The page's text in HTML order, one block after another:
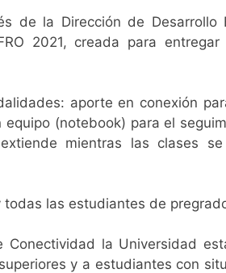
de la Dirección de
2021, creada para
aporte en conexión
(notebook) para el
mientras las clases
las estudiantes de
la Universidad
y a estudiantes con